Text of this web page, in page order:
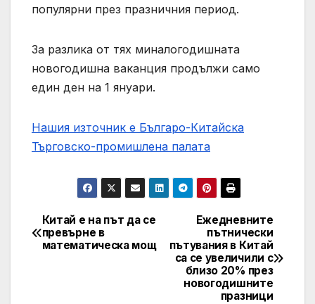
популярни през празничния период.
За разлика от тях миналогодишната
новогодишна ваканция продължи само
един ден на 1 януари.
Нашия източник е Българо-Китайска
Търговско-промишлена палaта
Post
navigation
Ежедневните
пътнически
пътувания в Китай
са се увеличили с
близо 20% през
новогодишните
празници
Китай е на път да се
превърне в
математическа мощ